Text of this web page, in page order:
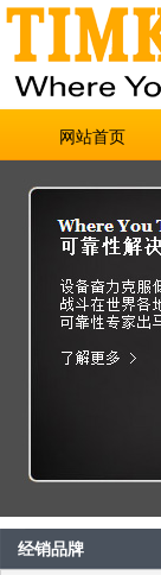
网站首页
经销品牌